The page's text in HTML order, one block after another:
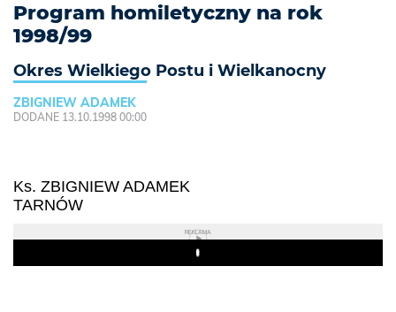
Program homiletyczny na rok
1998/99
Okres Wielkiego Postu i Wielkanocny
ZBIGNIEW ADAMEK
DODANE 13.10.1998 00:00
Ks. ZBIGNIEW ADAMEK
TARNÓW
REKLAMA
Play